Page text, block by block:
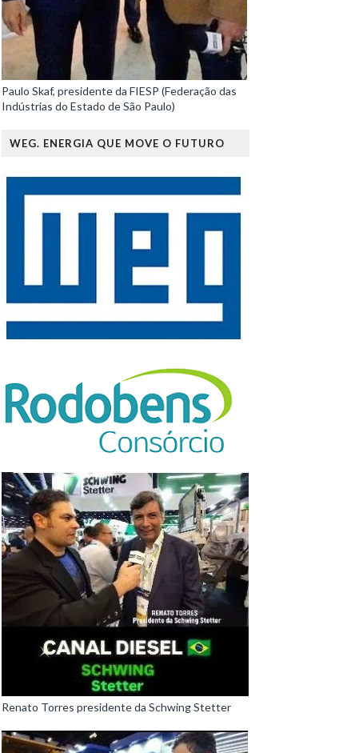
Paulo Skaf, presidente da FIESP (Federação das
Indústrias do Estado de São Paulo)
WEG. ENERGIA QUE MOVE O FUTURO
Renato Torres presidente da Schwing Stetter